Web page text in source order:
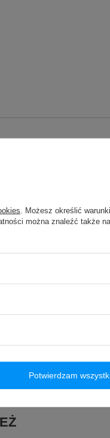
. Możesz określić
można znaleźć także
Potwierdzam